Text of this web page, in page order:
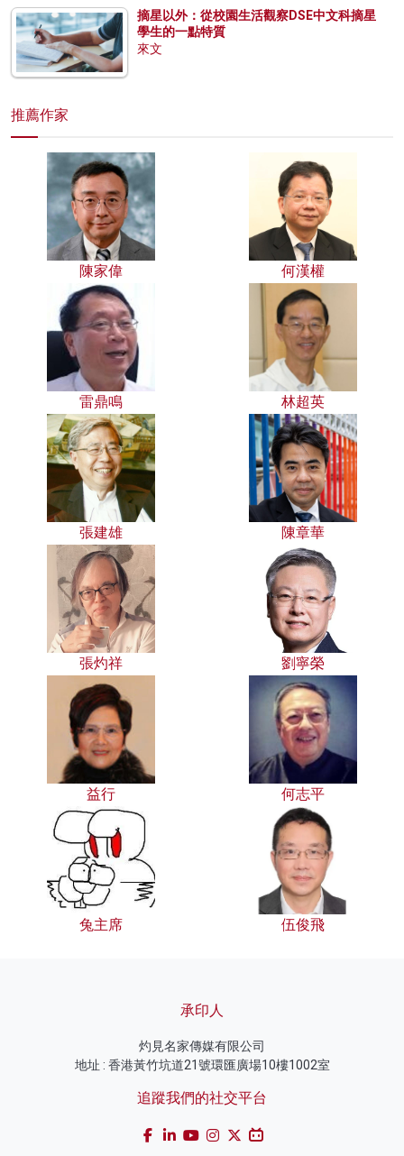
摘星以外：從校園生活觀察DSE中文科摘星
學生的一點特質
來文
推薦作家
陳家偉 何漢權
雷鼎鳴 林超英
張建雄 陳章華
張灼祥 劉寧榮
益行 何志平
兔主席 伍俊飛
承印人
灼見名家傳媒有限公司
地址 : 香港黃竹坑道21號環匯廣場10樓1002室
追蹤我們的社交平台